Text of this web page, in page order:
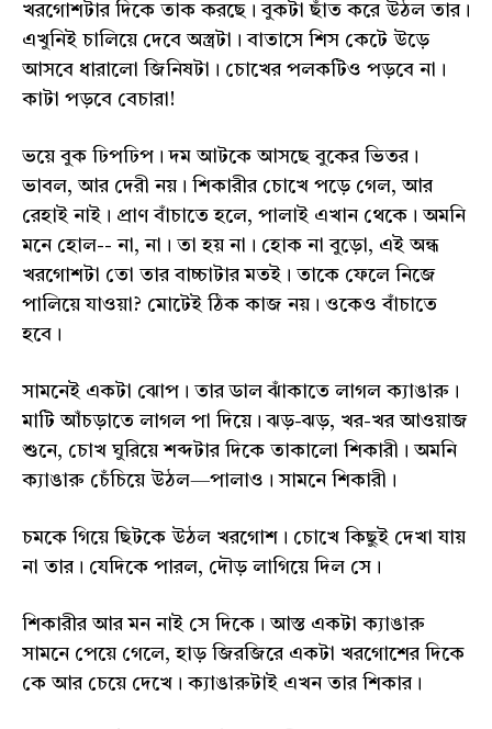
খরগোশটার দিকে তাক করছে। বুকটা ছাঁত করে উঠল তার।
এখুনিই চালিয়ে দেবে অস্ত্রটা। বাতাসে শিস কেটে উড়ে
আসবে ধারালো জিনিষটা। চোখের পলকটিও পড়বে না।
কাটা পড়বে বেচারা!
ভয়ে বুক ঢিপঢিপ। দম আটকে আসছে বুকের ভিতর।
ভাবল, আর দেরী নয়। শিকারীর চোখে পড়ে গেল, আর
রেহাই নাই। প্রাণ বাঁচাতে হলে, পালাই এখান থেকে। অমনি
মনে হোল-- না, না। তা হয় না। হোক না বুড়ো, এই অন্ধ
খরগোশটা তো তার বাচ্চাটার মতই। তাকে ফেলে নিজে
পালিয়ে যাওয়া? মোটেই ঠিক কাজ নয়। ওকেও বাঁচাতে
হবে।
সামনেই একটা ঝোপ। তার ডাল ঝাঁকাতে লাগল ক্যাঙারু।
মাটি আঁচড়াতে লাগল পা দিয়ে। ঝড়-ঝড়, খর-খর আওয়াজ
শুনে, চোখ ঘুরিয়ে শব্দটার দিকে তাকালো শিকারী। অমনি
ক্যাঙারু চেঁচিয়ে উঠল—পালাও। সামনে শিকারী।
চমকে গিয়ে ছিটকে উঠল খরগোশ। চোখে কিছুই দেখা যায়
না তার। যেদিকে পারল, দৌড় লাগিয়ে দিল সে।
শিকারীর আর মন নাই সে দিকে। আস্ত একটা ক্যাঙারু
সামনে পেয়ে গেলে, হাড় জিরজিরে একটা খরগোশের দিকে
কে আর চেয়ে দেখে। ক্যাঙারুটাই এখন তার শিকার।